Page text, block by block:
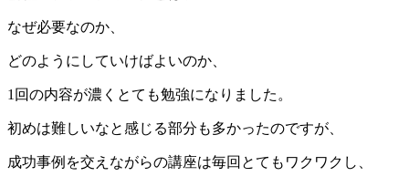
なぜ必要なのか、
どのようにしていけばよいのか、
1回の内容が濃くとても勉強になりました。
初めは難しいなと感じる部分も多かったのですが、
成功事例を交えながらの講座は毎回とてもワクワクし、